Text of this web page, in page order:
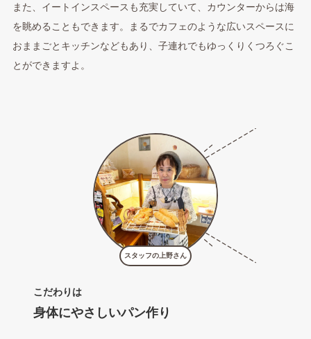
また、イートインスペースも充実していて、カウンターからは海
を眺めることもできます。まるでカフェのような広いスペースに
おままごとキッチンなどもあり、子連れでもゆっくりくつろぐこ
とができますよ。
スタッフの上野さん
こだわりは
身体にやさしいパン作り